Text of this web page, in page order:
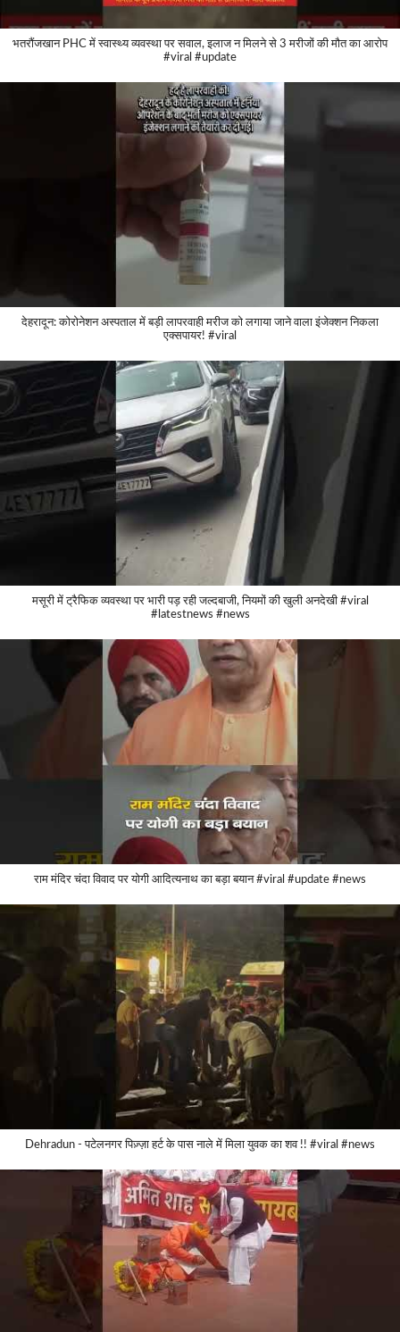
भतरौंजखान PHC में स्वास्थ्य व्यवस्था पर सवाल, इलाज न मिलने से 3 मरीजों की मौत का आरोप
#viral #update
देहरादून: कोरोनेशन अस्पताल में बड़ी लापरवाही मरीज को लगाया जाने वाला इंजेक्शन निकला
एक्सपायर! #viral
मसूरी में ट्रैफिक व्यवस्था पर भारी पड़ रही जल्दबाजी, नियमों की खुली अनदेखी #viral
#latestnews #news
राम मंदिर चंदा विवाद पर योगी आदित्यनाथ का बड़ा बयान #viral #update #news
Dehradun - पटेलनगर पिज़्ज़ा हर्ट के पास नाले में मिला युवक का शव !! #viral #news